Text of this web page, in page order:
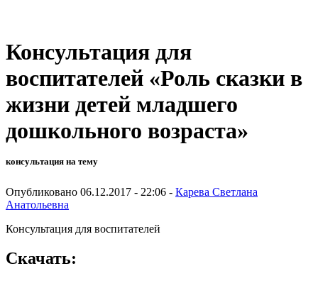
Консультация для
воспитателей «Роль сказки в
жизни детей младшего
дошкольного возраста»
консультация на тему
Опубликовано 06.12.2017 - 22:06 - Карева Светлана
Анатольевна
Консультация для воспитателей
Скачать: